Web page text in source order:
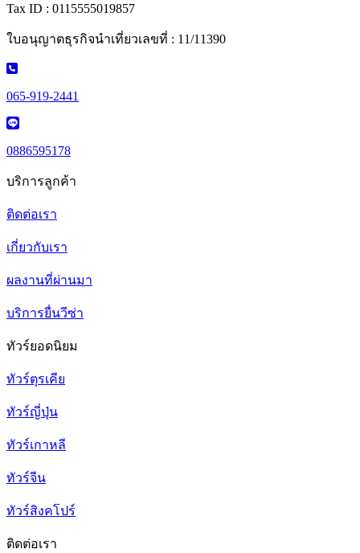
Tax ID : 0115555019857
ใบอนุญาตธุรกิจนำเที่ยวเลขที่ : 11/11390
065-919-2441
0886595178
บริการลูกค้า
ติดต่อเรา
เกี่ยวกับเรา
ผลงานที่ผ่านมา
บริการยื่นวีซ่า
ทัวร์ยอดนิยม
ทัวร์ตุรเคีย
ทัวร์ญี่ปุ่น
ทัวร์เกาหลี
ทัวร์จีน
ทัวร์สิงคโปร์
ติดต่อเรา